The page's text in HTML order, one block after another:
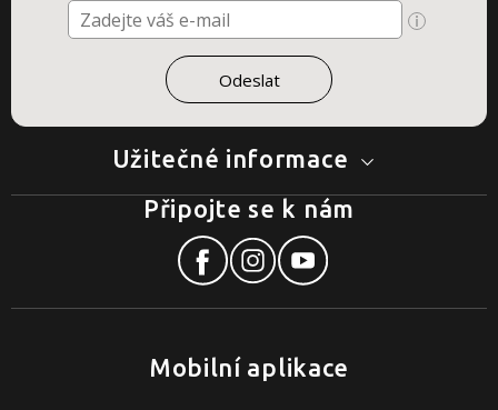
Užitečné informace
Mobilní aplikace
Připojte se k nám